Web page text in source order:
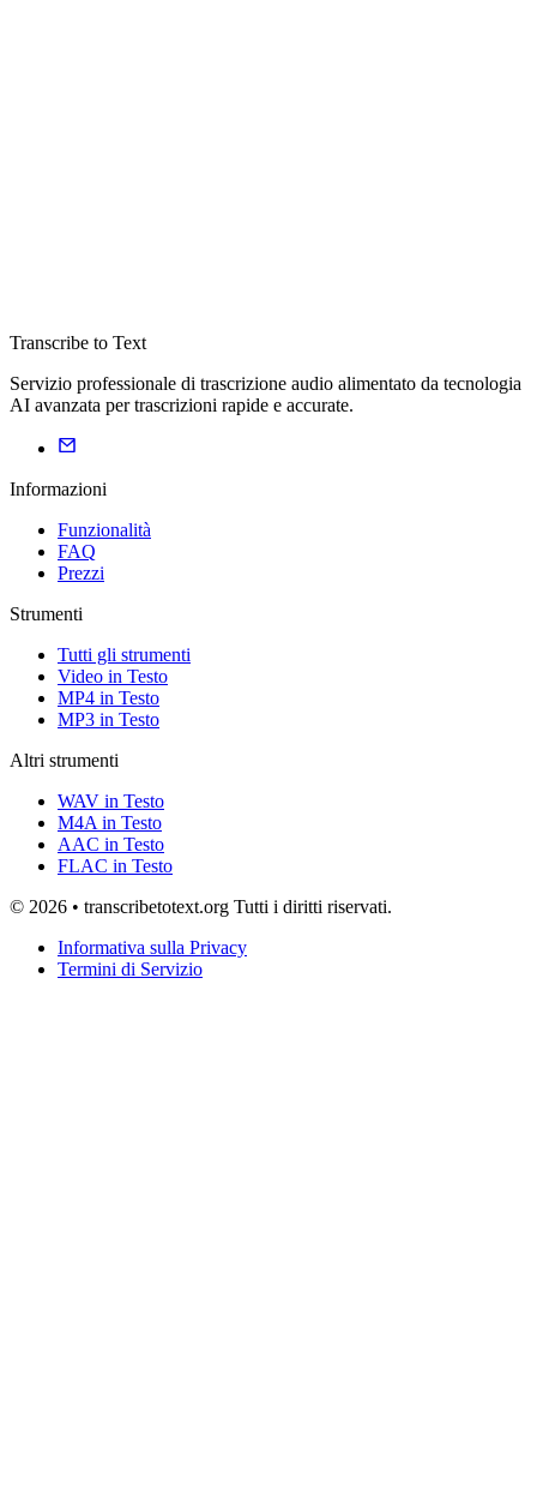
Transcribe to Text
Servizio professionale di trascrizione audio alimentato da tecnologia
AI avanzata per trascrizioni rapide e accurate.
Informazioni
Funzionalità
FAQ
Prezzi
Strumenti
Tutti gli strumenti
Video in Testo
MP4 in Testo
MP3 in Testo
Altri strumenti
WAV in Testo
M4A in Testo
AAC in Testo
FLAC in Testo
© 2026 • transcribetotext.org Tutti i diritti riservati.
Informativa sulla Privacy
Termini di Servizio